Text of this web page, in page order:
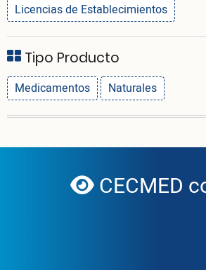
Licencias de Establecimientos
Tipo Producto
Medicamentos Naturales
globe
CECMED